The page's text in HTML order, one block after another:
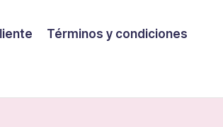
Términos y condiciones